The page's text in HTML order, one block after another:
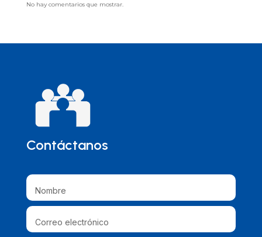
No hay comentarios que mostrar.
Contáctanos